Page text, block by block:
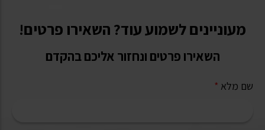
מעוניינים לשמוע עוד? השאירו פרטים!
השאירו פרטים ונחזור אליכם בהקדם
שם מלא *